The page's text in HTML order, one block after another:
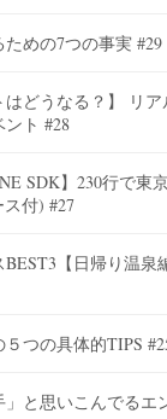
めの7つの事実 #29
はどうなる？】 リ
ト #28
SDK】230行で
付) #27
【日帰り温泉
つの具体的TIPS
」と思いこんでるエ